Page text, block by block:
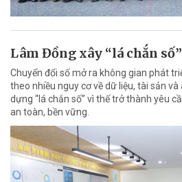
Lâm Đồng xây “lá chắn
Chuyển đổi số mở ra không gian phát
theo nhiều nguy cơ về dữ liệu, tài sản
dựng “lá chắn số” vì thế trở thành yêu
an toàn, bền vững.